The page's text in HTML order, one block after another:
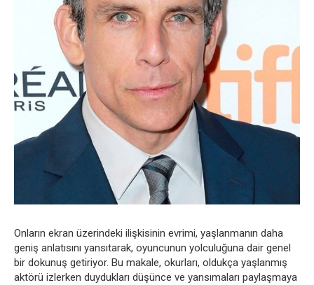
Onların ekran üzerindeki ilişkisinin evrimi, yaşlanmanın daha
geniş anlatısını yansıtarak, oyuncunun yolculuğuna dair genel
bir dokunuş getiriyor. Bu makale, okurları, oldukça yaşlanmış
aktörü izlerken duydukları düşünce ve yansımaları paylaşmaya